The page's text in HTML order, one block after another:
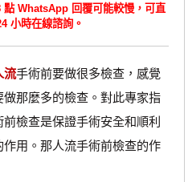
WhatsApp 回覆可能較慢，可直
小時在線諮詢。
流手術前要做很多檢查，感覺
那麼多的檢查。對此專家指
檢查是保證手術安全和順利
用。那人流手術前檢查的作